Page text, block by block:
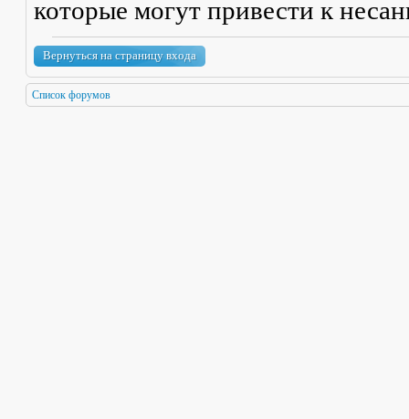
которые могут привести к
Вернуться на страницу входа
Список форумов